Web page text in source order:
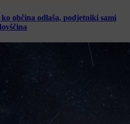
občina odlaša, podjetniki sami